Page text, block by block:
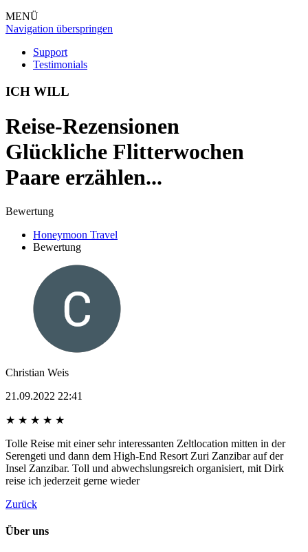
MENÜ
Navigation überspringen
Support
Testimonials
ICH WILL
Reise-Rezensionen
Glückliche Flitterwochen
Paare erzählen...
Bewertung
Honeymoon Travel
Bewertung
Christian Weis
21.09.2022 22:41
★ ★ ★ ★ ★
Tolle Reise mit einer sehr interessanten Zeltlocation mitten in der
Serengeti und dann dem High-End Resort Zuri Zanzibar auf der
Insel Zanzibar. Toll und abwechslungsreich organisiert, mit Dirk
reise ich jederzeit gerne wieder
Zurück
Über uns